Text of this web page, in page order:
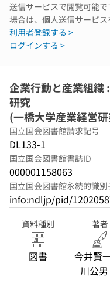
送信サービスで閲覧可能
場合は、個人送信サービス
利用者登録する >
ログインする >
企業行動と産業組織
研究
(一橋大学産業経営
国立国会図書館請求記号
DL133-1
国立国会図書館書誌ID
000001158063
国立国会図書館永続的識別
info:ndljp/pid/
資料種別
図書
著者
今井賢
川公